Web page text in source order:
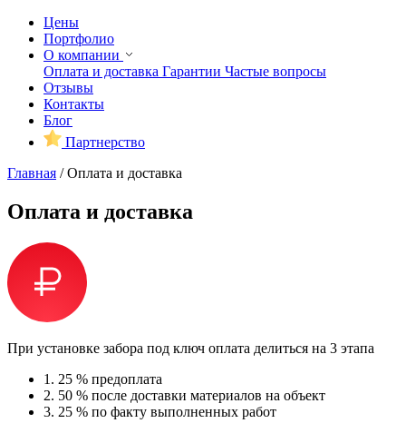
Цены
Портфолио
О компании
Оплата и доставка Гарантии Частые вопросы
Отзывы
Контакты
Блог
Партнерство
Главная /Оплата и доставка
Оплата и доставка
При установке забора под ключ оплата делиться на 3 этапа
1. 25 % предоплата
2. 50 % после доставки материалов на объект
3. 25 % по факту выполненных работ